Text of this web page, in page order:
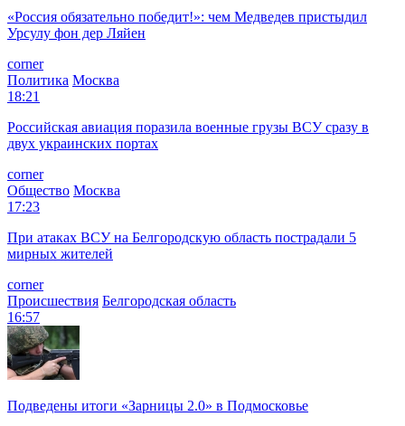
«Россия обязательно победит!»: чем Медведев пристыдил
Урсулу фон дер Ляйен
corner
Политика Москва
18:21
Российская авиация поразила военные грузы ВСУ сразу в
двух украинских портах
corner
Общество Москва
17:23
При атаках ВСУ на Белгородскую область пострадали 5
мирных жителей
corner
Происшествия Белгородская область
16:57
Подведены итоги «Зарницы 2.0» в Подмосковье